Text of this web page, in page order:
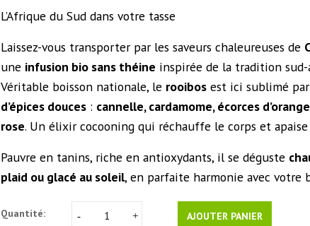
L’Afrique du Sud dans votre tasse
Laissez-vous transporter par les saveurs chaleureuses de
une infusion bio sans théine inspirée de la tradition
Véritable boisson nationale, le rooibos est ici sublimé
d’épices douces : cannelle, cardamome, écorces
rose. Un élixir cocooning qui réchauffe le corps et apaise
Pauvre en tanins, riche en antioxydants, il se déguste
plaid ou glacé au soleil, en parfaite harmonie avec votre
Quantité: AJOUTER PANIER